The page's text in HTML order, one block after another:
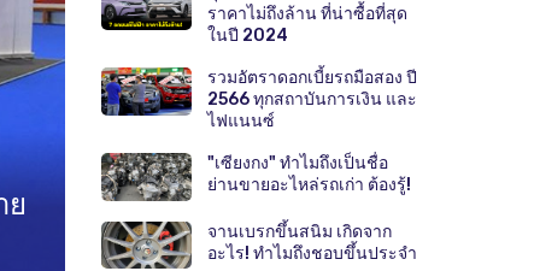
ย
ราคาไม่ถึงล้าน ที่น่าซื้อที่สุด
ในปี 2024
รวมอัตราดอกเบี้ยรถมือสอง ปี
2566 ทุกสถาบันการเงิน และ
ไฟแนนซ์
"เซียงกง" ทำไมถึงเป็นชื่อ
ย่านขายอะไหล่รถเก่า ต้องรู้!
จานเบรกขึ้นสนิม เกิดจาก
อะไร! ทำไมถึงชอบขึ้นประจำ